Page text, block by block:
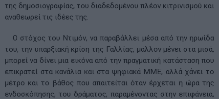
της δημοσιογραφίας, του διαδεδομένου πλέον κιτρινισμού και
αναθεωρεί τις ιδέες της.
Ο στόχος του Ντιμόν, να παραβάλλει μέσα από την ηρωίδα
του, την υπαρξιακή κρίση της Γαλλίας, μάλλον μένει στα μισά,
μπορεί να δίνει μια εικόνα από την πραγματική κατάσταση που
επικρατεί στα κανάλια και στα ψηφιακά ΜΜΕ, αλλά χάνει το
μέτρο και το βάθος που απαιτείται όταν έρχεται η ώρα της
ενδοσκόπησης, του δράματος, παραμένοντας στην επιφάνεια,